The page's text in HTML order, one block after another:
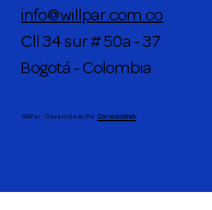
info@willpar.com.co
Cll 34 sur # 50a - 37
Bogotá - Colombia
WillPar - Desarrollado Por ConectoWeb